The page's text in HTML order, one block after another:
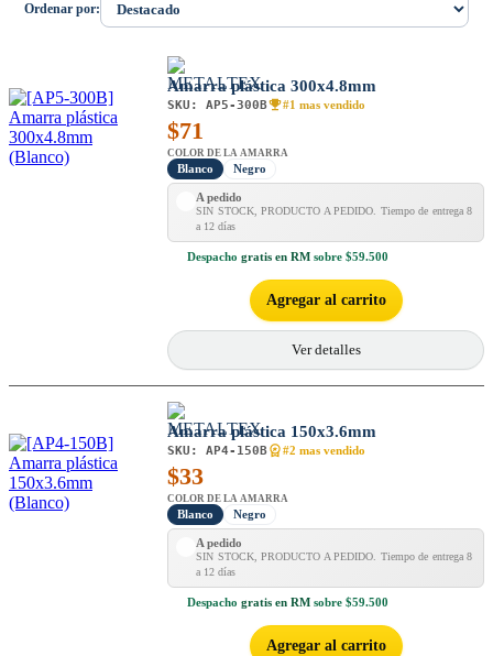
Ordenar por:
Amarra plástica 300x4.8mm
SKU: AP5-300B #1 mas vendido
$71
COLOR DE LA AMARRA
Blanco Negro
A pedido
SIN STOCK, PRODUCTO A PEDIDO. Tiempo de entrega 8
a 12 días
Despacho gratis en RM sobre $59.500
Agregar al carrito
Ver detalles
Amarra plástica 150x3.6mm
SKU: AP4-150B #2 mas vendido
$33
COLOR DE LA AMARRA
Blanco Negro
A pedido
SIN STOCK, PRODUCTO A PEDIDO. Tiempo de entrega 8
a 12 días
Despacho gratis en RM sobre $59.500
Agregar al carrito